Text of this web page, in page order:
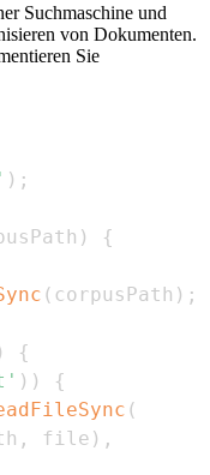
Suchmaschine und
von Dokumenten.
Sie
) ;
)
{
( corpusPath ) ;
{
) )
{
(
, file ) ,